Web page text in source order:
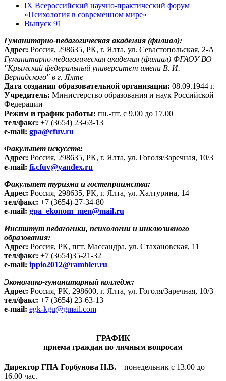
IX Всероссийский научно-практический форум
«Психология в современном мире»
Выпуск 91
Гуманитарно-педагогическая академия (филиал):
Адрес: Россия, 298635, РК, г. Ялта, ул. Севастопольская, 2-А
Гуманитарно-педагогическая академия (филиал) ФГАОУ ВО
"Крымский федеральный университет имени В. И.
Вернадского" в г. Ялте
Дата создания образовательной организации: 08.09.1944 г.
Учредитель: Министерство образования и наук Российской
Федерации
Режим и график работы: пн.-пт. с 9.00 до 17.00
тел/факс: +7 (3654) 23-63-13
e-mail: gpa@cfuv.ru
Факультет искусств:
Адрес: Россия, 298635, РК, г. Ялта, ул. Гоголя/Заречная, 10/3
e-mail: fi.cfuv@yandex.ru
Факультет туризма и гостеприимства:
Адрес: Россия, 298635, РК, г. Ялта, ул. Халтурина, 14
тел/факс: +7 (3654)-27-34-80
e-mail: gpa_ekonom_men@mail.ru
Институт педагогики, психологии и инклюзивного
образования:
Адрес: Россия, РК, пгт. Массандра, ул. Стахановская, 11
тел/факс: +7 (3654)35-21-32
e-mail: ippio2012@rambler.ru
Экономико-гуманитарный колледж:
Адрес: Россия, РК, 298600, г. Ялта, ул. Гоголя/Заречная, 10/3
тел/факс: +7 (3654) 23-63-13
e-mail: egk-kgu@gmail.com
ГРАФИК
приема граждан по личным вопросам
Директор ГПА Горбунова Н.В. – понедельник с 13.00 до
16.00 час.